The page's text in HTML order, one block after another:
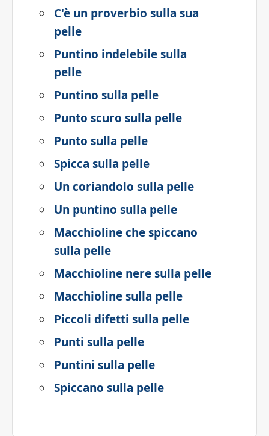
C'è un proverbio sulla sua
pelle
Puntino indelebile sulla
pelle
Puntino sulla pelle
Punto scuro sulla pelle
Punto sulla pelle
Spicca sulla pelle
Un coriandolo sulla pelle
Un puntino sulla pelle
Macchioline che spiccano
sulla pelle
Macchioline nere sulla pelle
Macchioline sulla pelle
Piccoli difetti sulla pelle
Punti sulla pelle
Puntini sulla pelle
Spiccano sulla pelle